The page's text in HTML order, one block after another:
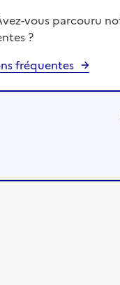
vous parcouru
?
fréquentes